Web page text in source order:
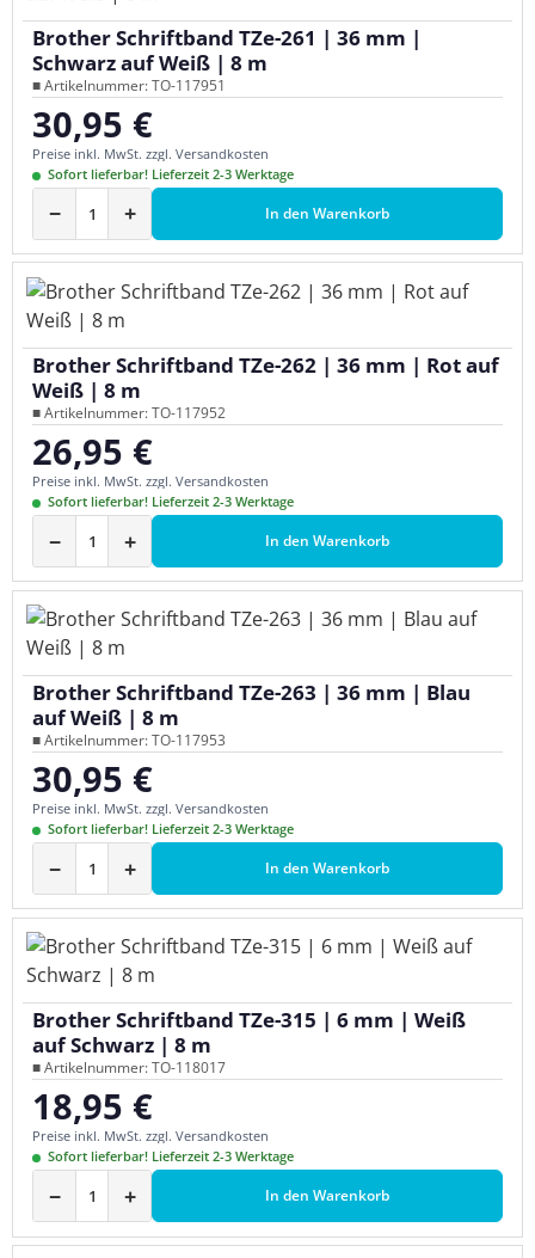
Brother Schriftband TZe-261 | 36 mm |
Schwarz auf Weiß | 8 m
■ Artikelnummer: TO-117951
Regulärer Preis:
30,95 €
Preise inkl. MwSt. zzgl. Versandkosten
Sofort lieferbar! Lieferzeit 2-3 Werktage
− + In den Warenkorb
Brother Schriftband TZe-262 | 36 mm | Rot auf
Weiß | 8 m
■ Artikelnummer: TO-117952
Regulärer Preis:
26,95 €
Preise inkl. MwSt. zzgl. Versandkosten
Sofort lieferbar! Lieferzeit 2-3 Werktage
− + In den Warenkorb
Brother Schriftband TZe-263 | 36 mm | Blau
auf Weiß | 8 m
■ Artikelnummer: TO-117953
Regulärer Preis:
30,95 €
Preise inkl. MwSt. zzgl. Versandkosten
Sofort lieferbar! Lieferzeit 2-3 Werktage
− + In den Warenkorb
Brother Schriftband TZe-315 | 6 mm | Weiß
auf Schwarz | 8 m
■ Artikelnummer: TO-118017
Regulärer Preis:
18,95 €
Preise inkl. MwSt. zzgl. Versandkosten
Sofort lieferbar! Lieferzeit 2-3 Werktage
− + In den Warenkorb